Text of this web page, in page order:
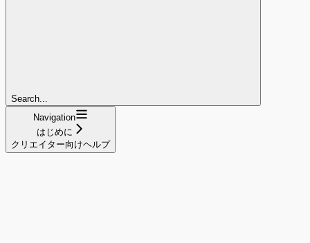
Search...
Navigation
はじめに
クリエイター向けヘルプ